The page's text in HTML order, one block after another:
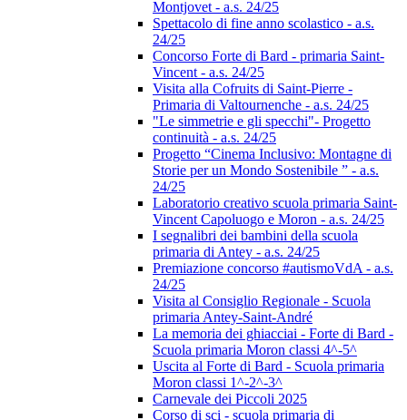
Montjovet - a.s. 24/25
Spettacolo di fine anno scolastico - a.s.
24/25
Concorso Forte di Bard - primaria Saint-
Vincent - a.s. 24/25
Visita alla Cofruits di Saint-Pierre -
Primaria di Valtournenche - a.s. 24/25
"Le simmetrie e gli specchi"- Progetto
continuità - a.s. 24/25
Progetto “Cinema Inclusivo: Montagne di
Storie per un Mondo Sostenibile ” - a.s.
24/25
Laboratorio creativo scuola primaria Saint-
Vincent Capoluogo e Moron - a.s. 24/25
I segnalibri dei bambini della scuola
primaria di Antey - a.s. 24/25
Premiazione concorso #autismoVdA - a.s.
24/25
Visita al Consiglio Regionale - Scuola
primaria Antey-Saint-André
La memoria dei ghiacciai - Forte di Bard -
Scuola primaria Moron classi 4^-5^
Uscita al Forte di Bard - Scuola primaria
Moron classi 1^-2^-3^
Carnevale dei Piccoli 2025
Corso di sci - scuola primaria di